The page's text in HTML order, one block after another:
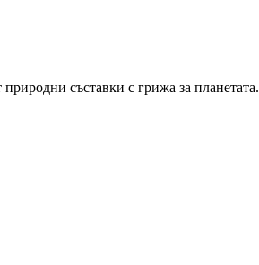
съставки с грижа за планетата.